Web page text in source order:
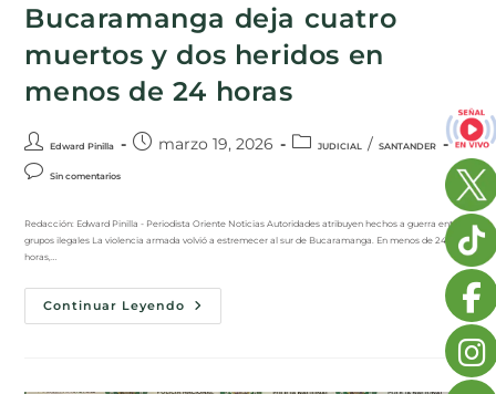
Bucaramanga deja cuatro
muertos y dos heridos en
menos de 24 horas
Edward Pinilla marzo 19, 2026 JUDICIAL / SANTANDER
Sin comentarios
Redacción: Edward Pinilla - Periodista Oriente Noticias Autoridades atribuyen hechos a guerra entre
grupos ilegales La violencia armada volvió a estremecer al sur de Bucaramanga. En menos de 24
horas,…
Continuar Leyendo